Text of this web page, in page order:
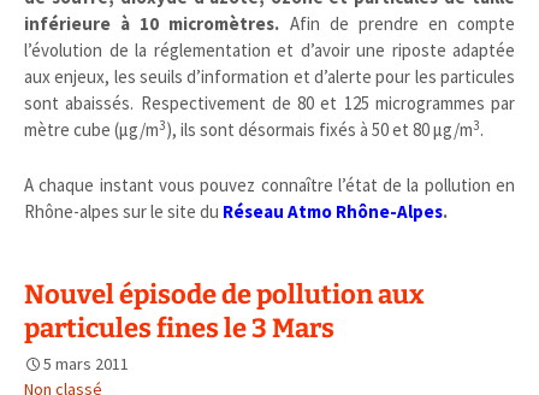
inférieure à 10 micromètres. Afin de prendre en compte
l’évolution de la réglementation et d’avoir une riposte adaptée
aux enjeux, les seuils d’information et d’alerte pour les particules
sont abaissés. Respectivement de 80 et 125 microgrammes par
mètre cube (µg/m3), ils sont désormais fixés à 50 et 80 µg/m3.
A chaque instant vous pouvez connaître l’état de la pollution en
Rhône-alpes sur le site du Réseau Atmo Rhône-Alpes.
Nouvel épisode de pollution aux
particules fines le 3 Mars
5 mars 2011
Non classé